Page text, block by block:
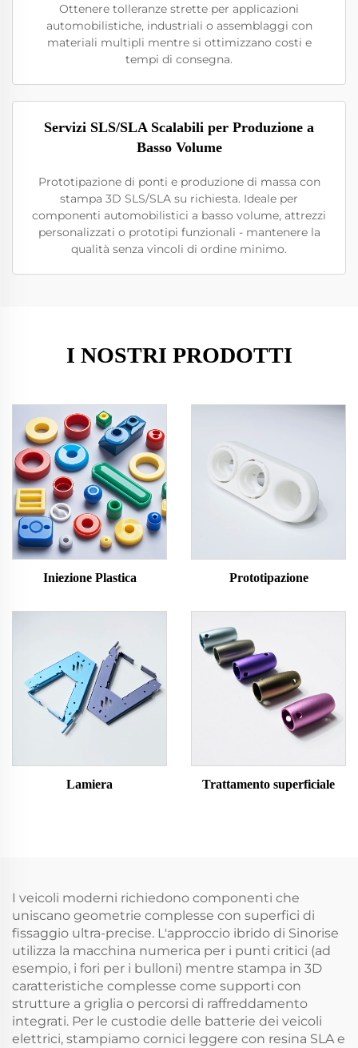
Ottenere tolleranze strette per applicazioni
automobilistiche, industriali o assemblaggi con
materiali multipli mentre si ottimizzano costi e
tempi di consegna.
Servizi SLS/SLA Scalabili per Produzione a
Basso Volume
Prototipazione di ponti e produzione di massa con
stampa 3D SLS/SLA su richiesta. Ideale per
componenti automobilistici a basso volume, attrezzi
personalizzati o prototipi funzionali - mantenere la
qualità senza vincoli di ordine minimo.
I NOSTRI PRODOTTI
Iniezione Plastica Prototipazione
Lamiera Trattamento superficiale
I veicoli moderni richiedono componenti che
uniscano geometrie complesse con superfici di
fissaggio ultra-precise. L'approccio ibrido di Sinorise
utilizza la macchina numerica per i punti critici (ad
esempio, i fori per i bulloni) mentre stampa in 3D
caratteristiche complesse come supporti con
strutture a griglia o percorsi di raffreddamento
integrati. Per le custodie delle batterie dei veicoli
elettrici, stampiamo cornici leggere con resina SLA e